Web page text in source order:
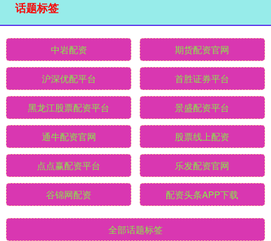
话题标签
中岩配资 期货配资官网
沪深优配平台 首胜证券平台
黑龙江股票配资平台 景盛配资平台
通牛配资官网 股票线上配资
点点赢配资平台 乐发配资官网
谷锦网配资 配资头条APP下载
全部话题标签